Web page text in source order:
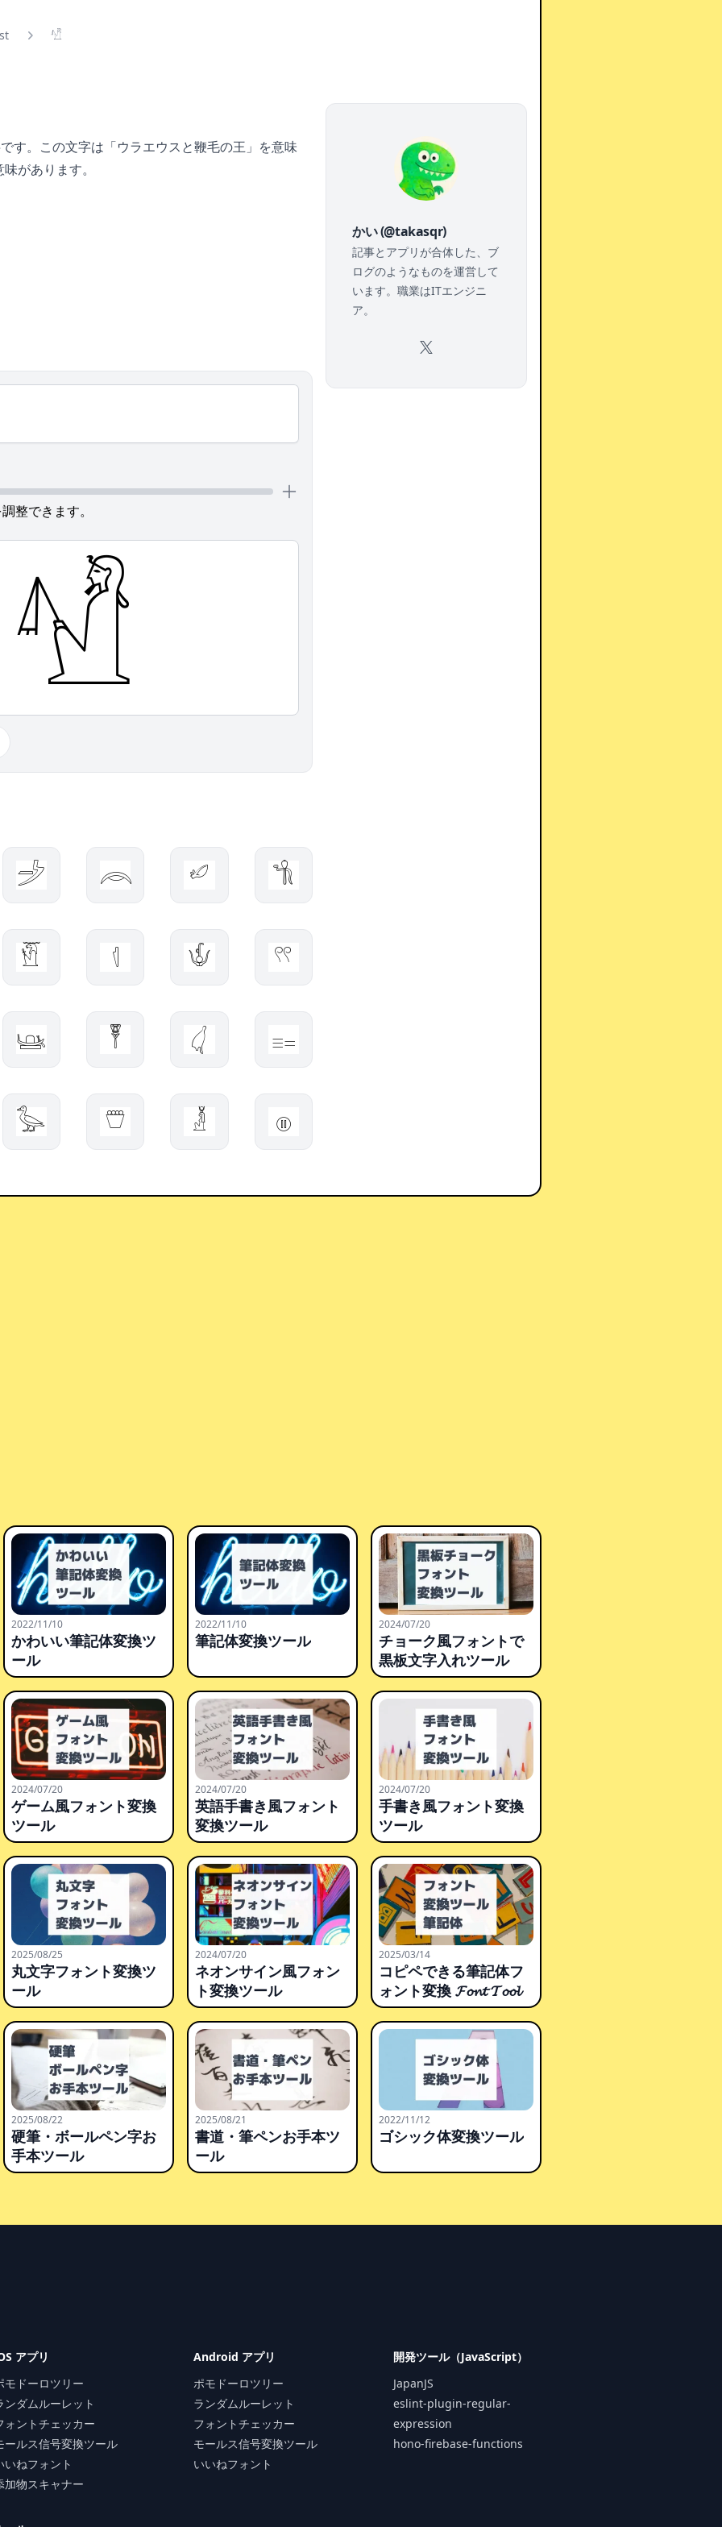
𓀰
す。この文字は「ウラエウスと鞭毛の王」を意味
があります。
整できます。
𓀰
𓌶 𓇺 𓄕 𓌌
𓁡 𓊧 𓄎 𓍣
𓊞 𓏣 𓋑 𓐈
𓅭 𓇨 𓁥 𓊕
かい (@takasqr)
記事とアプリが合体した、ブ
ログのようなものを運営して
います。職業はITエンジニ
ア。
X
2022/11/10
かわいい筆記体変換ツ
ール
2022/11/10
筆記体変換ツール
2024/07/20
チョーク風フォントで
黒板文字入れツール
2024/07/20
ゲーム風フォント変換
ツール
2024/07/20
英語手書き風フォント
変換ツール
2024/07/20
手書き風フォント変換
ツール
2025/08/25
丸文字フォント変換ツ
ール
2024/07/20
ネオンサイン風フォン
ト変換ツール
2025/03/14
コピペできる筆記体フ
ォント変換 𝓕𝓸𝓷𝓽 𝓣𝓸𝓸𝓵
2025/08/22
硬筆・ボールペン字お
手本ツール
2025/08/21
書道・筆ペンお手本ツ
ール
2022/11/12
ゴシック体変換ツール
アプリ
モドーロツリー
ンダムルーレット
ォントチェッカー
ールス信号変換ツール
いねフォント
加物スキャナー
Android アプリ
ポモドーロツリー
ランダムルーレット
フォントチェッカー
モールス信号変換ツール
いいねフォント
開発ツール（JavaScript）
JapanJS
eslint-plugin-regular-
expression
hono-firebase-functions